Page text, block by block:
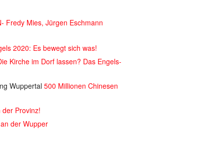
Fredy Mies, Jürgen Eschmann
2020: Es bewegt sich was!
Kirche im Dorf lassen? Das Engels-
Wuppertal 500 Millionen Chinesen
der Provinz!
der Wupper